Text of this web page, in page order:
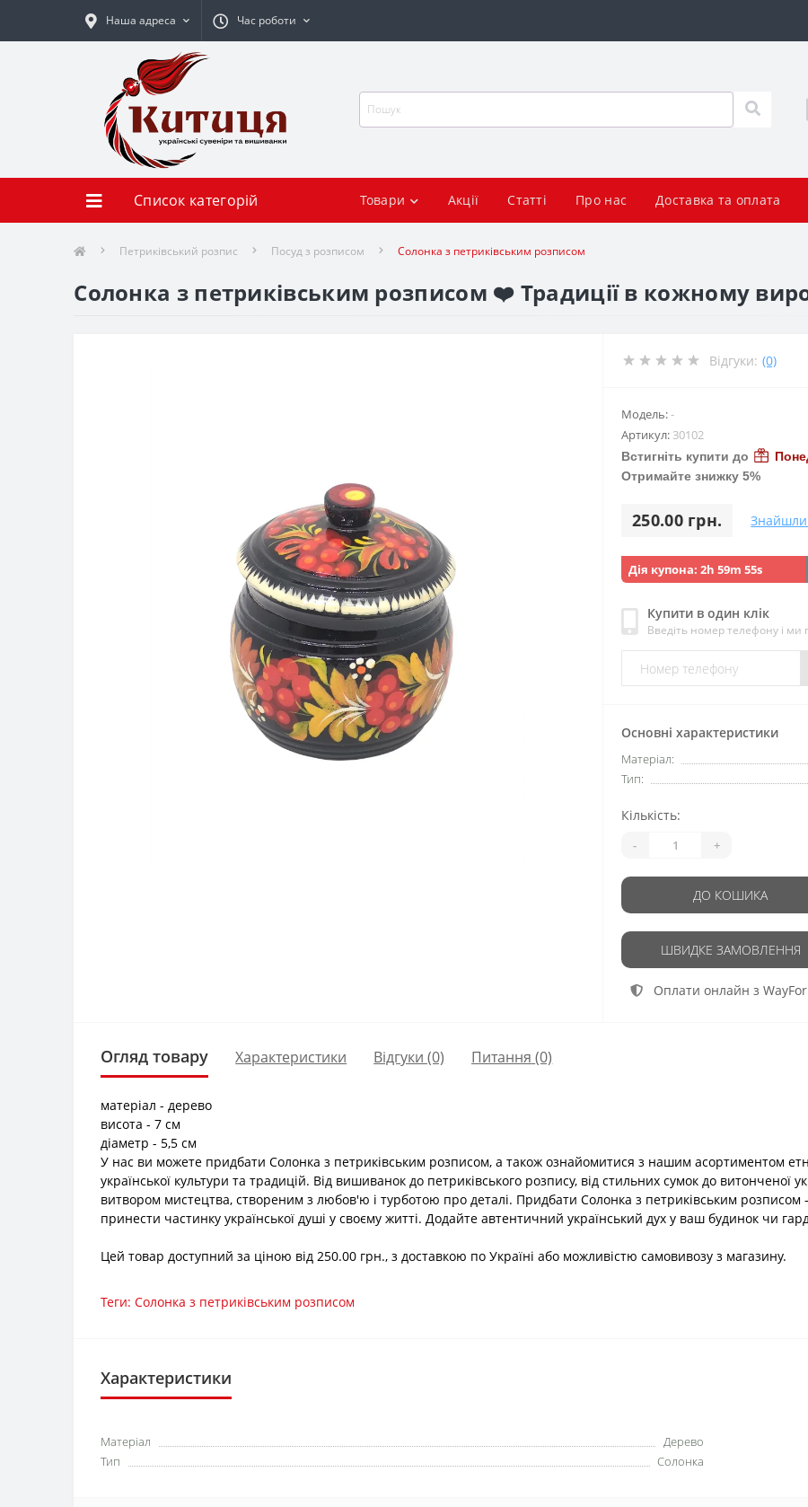
Наша адреса Час роботи
Список категорій Товари Акції Статті Про нас Доставка та оплата
Петриківський розпис Посуд з розписом Солонка з петриківським розписом
Солонка з петриківським розписом ❤️ Традиції в кожному
Відгуки: (0)
Модель:-
Артикул: 30102
Встигніть купити до
Отримайте знижку 5%
250.00 грн.
Дія купона: 2h 59m 53s
Купити в один клік
Введіть номер телефону і
Основні характеристики
Матеріал:
Тип:
Кількість:
- +
ДО КОШИКА
ШВИДКЕ ЗАМОВЛЕННЯ
Оплати онлайн з
Огляд товару Характеристики Відгуки (0) Питання (0)
матеріал - дерево
висота - 7 см
діаметр - 5,5 см
У нас ви можете придбати Солонка з петриківським розписом, а також ознайомитися з нашим асортиментом
української культури та традицій. Від вишиванок до петриківського розпису, від стильних сумок до витонченої
витвором мистецтва, створеним з любов'ю і турботою про деталі. Придбати Солонка з петриківським
принести частинку української душі у своєму житті. Додайте автентичний український дух у ваш будинок чи
Цей товар доступний за ціною від 250.00 грн., з доставкою по Україні або можливістю самовивозу з магазину.
Теги:Солонка з петриківським розписом
Характеристики
Матеріал
Дерево
Тип
Солонка